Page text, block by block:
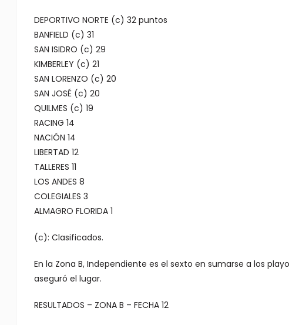
DEPORTIVO NORTE (c) 32 puntos
BANFIELD (c) 31
SAN ISIDRO (c) 29
KIMBERLEY (c) 21
SAN LORENZO (c) 20
SAN JOSÉ (c) 20
QUILMES (c) 19
RACING 14
NACIÓN 14
LIBERTAD 12
TALLERES 11
LOS ANDES 8
COLEGIALES 3
ALMAGRO FLORIDA 1
(c): Clasificados.
En la Zona B, Independiente es el sexto en sumarse a los
aseguró el lugar.
RESULTADOS – ZONA B – FECHA 12